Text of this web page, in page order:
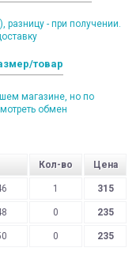
разницу - при получении.
товар
магазине, но по
обмен
Кол-во Цена
1 315
0 235
0 235